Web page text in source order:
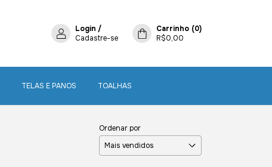
Login /
Cadastre-se
Carrinho (0)
R$0,00
TELAS E PANOS TOALHAS
Ordenar por